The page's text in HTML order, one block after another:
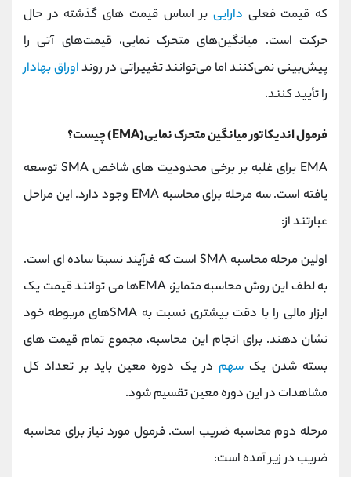
که قیمت فعلی دارایی بر اساس قیمت های گذشته در حال
حرکت است. میانگین‌های متحرک نمایی، قیمت‌های آتی را
پیش‌بینی نمی‌کنند اما می‌توانند تغییراتی در رونداوراق بهادار
را تأیید کنند.
فرمول اندیکاتور میانگین متحرک نمایی(EMA) چیست؟
EMA برای غلبه بر برخی محدودیت های شاخص SMA توسعه
یافته است. سه مرحله برای محاسبه EMA وجود دارد. این مراحل
عبارتند از:
اولین مرحله محاسبه SMA است که فرآیند نسبتا ساده ای است.
به لطف این روش محاسبه متمایز، EMAها می توانند قیمت یک
ابزار مالی را با دقت بیشتری نسبت به SMAهای مربوطه خود
نشان دهند. برای انجام این محاسبه، مجموع تمام قیمت های
بسته شدن یک سهم در یک دوره معین باید بر تعداد کل
مشاهدات در این دوره معین تقسیم شود.
مرحله دوم محاسبه ضریب است. فرمول مورد نیاز برای محاسبه
ضریب در زیر آمده است: